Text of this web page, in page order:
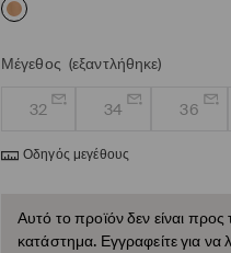
Μέγεθος (εξαντλήθηκε)
32 34 36
Οδηγός μεγέθους
Αυτό το προϊόν δεν είναι
κατάστημα. Εγγραφείτε για να